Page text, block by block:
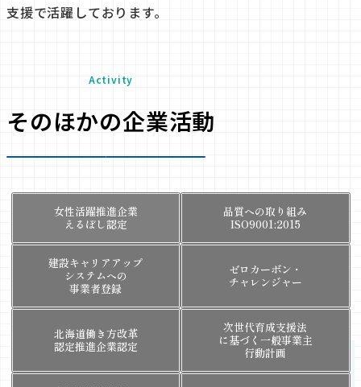
支援で活躍しております。
Activity
そのほかの企業活動
女性活躍推進企業
えるぼし認定
品質への取り組み
ISO9001:2015
建設キャリアアップ
システムへの
事業者登録
ゼロカーボン・
チャレンジャー
北海道働き方改革
認定推進企業認定
次世代育成支援法
に基づく一般事業主
行動計画